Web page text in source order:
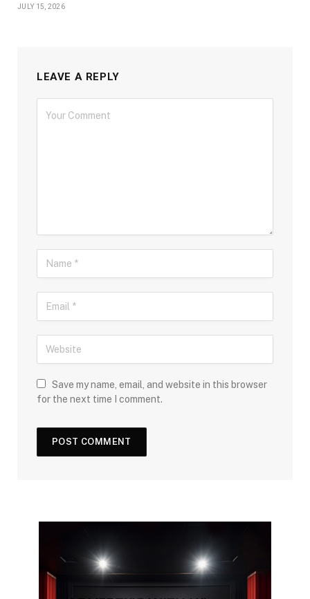
JULY 15, 2026
LEAVE A REPLY
Save my name, email, and website in this browser
for the next time I comment.